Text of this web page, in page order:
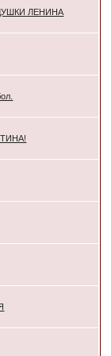
ЛЕНИНА